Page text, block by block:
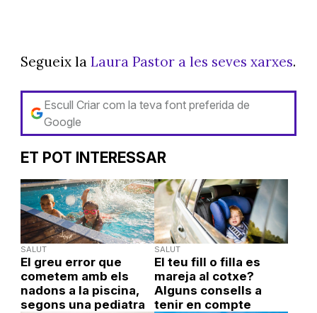
Segueix la Laura Pastor a les seves xarxes.
Escull Criar com la teva font preferida de
Google
ET POT INTERESSAR
SALUT
El greu error que
cometem amb els
nadons a la piscina,
segons una pediatra
SALUT
El teu fill o filla es
mareja al cotxe?
Alguns consells a
tenir en compte